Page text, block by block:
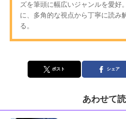
ズを筆頭に幅広いジャンルを愛好
に、多角的な視点から丁寧に読み
る。
ポスト シェア
あわせて